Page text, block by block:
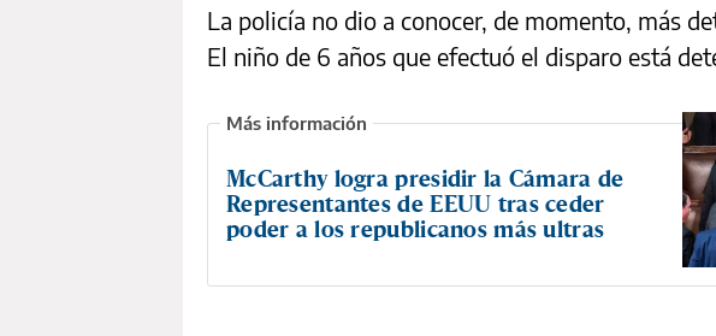
La policía no dio a conocer, de momento, más
El niño de 6 años que efectuó el disparo está
McCarthy logra presidir la Cámara de
Representantes de EEUU tras ceder
poder a los republicanos más ultras